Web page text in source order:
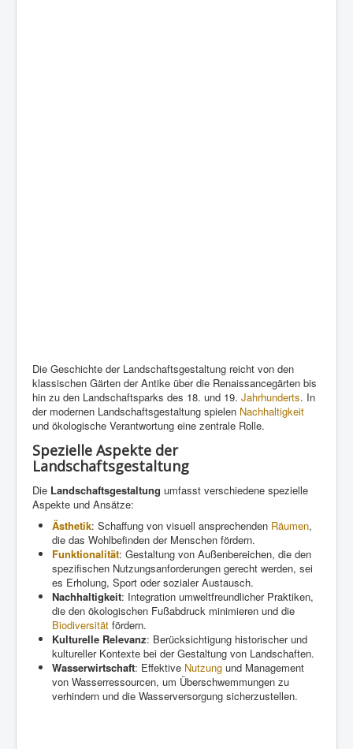
Die Geschichte der Landschaftsgestaltung reicht von den
klassischen Gärten der Antike über die Renaissancegärten bis
hin zu den Landschaftsparks des 18. und 19. Jahrhunderts. In
der modernen Landschaftsgestaltung spielen Nachhaltigkeit
und ökologische Verantwortung eine zentrale Rolle.
Spezielle Aspekte der
Landschaftsgestaltung
Die Landschaftsgestaltung umfasst verschiedene spezielle
Aspekte und Ansätze:
Ästhetik: Schaffung von visuell ansprechenden Räumen,
die das Wohlbefinden der Menschen fördern.
Funktionalität: Gestaltung von Außenbereichen, die den
spezifischen Nutzungsanforderungen gerecht werden, sei
es Erholung, Sport oder sozialer Austausch.
Nachhaltigkeit: Integration umweltfreundlicher Praktiken,
die den ökologischen Fußabdruck minimieren und die
Biodiversität fördern.
Kulturelle Relevanz: Berücksichtigung historischer und
kultureller Kontexte bei der Gestaltung von Landschaften.
Wasserwirtschaft: Effektive Nutzung und Management
von Wasserressourcen, um Überschwemmungen zu
verhindern und die Wasserversorgung sicherzustellen.